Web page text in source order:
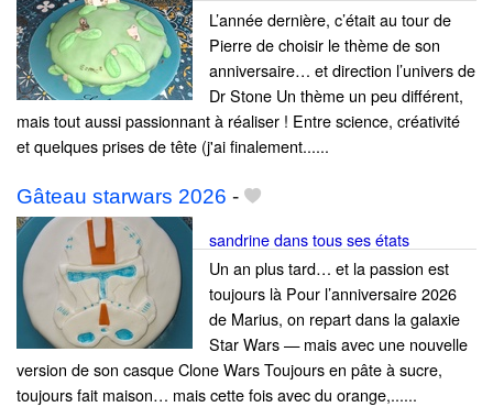
L’année dernière, c’était au tour de
Pierre de choisir le thème de son
anniversaire… et direction l’univers de
Dr Stone Un thème un peu différent,
mais tout aussi passionnant à réaliser ! Entre science, créativité
et quelques prises de tête (j'ai finalement......
Gâteau starwars 2026 -
sandrine dans tous ses états
Un an plus tard… et la passion est
toujours là Pour l’anniversaire 2026
de Marius, on repart dans la galaxie
Star Wars — mais avec une nouvelle
version de son casque Clone Wars Toujours en pâte à sucre,
toujours fait maison… mais cette fois avec du orange,......